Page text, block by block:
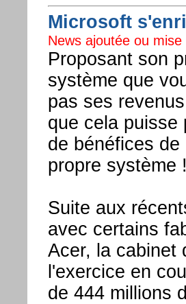
Microsoft
News ajoutée ou
Proposant son
système que
pas ses
que cela puisse
de bénéfices
propre système !
Suite aux
avec certains
Acer, la cabinet
l'exercice en
de 444 millions